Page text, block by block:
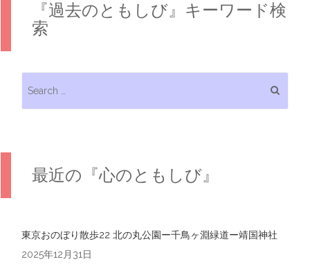
『過去のともしび』キーワード検
索
最近の『心のともしび』
東京おのぼり散歩22 北の丸公園ー千鳥ヶ淵緑道ー靖国神社
2025年12月31日